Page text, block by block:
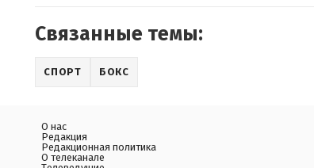
Связанные темы:
СПОРТ БОКС
О нас
Редакция
Редакционная политика
О телеканале